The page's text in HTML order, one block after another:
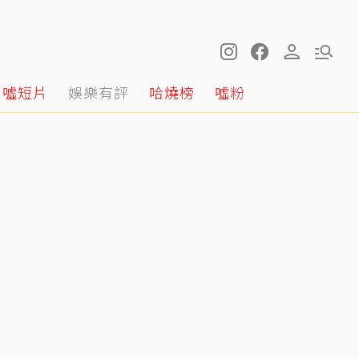
噓短片 娛樂有評 哈燒榜 噓粉